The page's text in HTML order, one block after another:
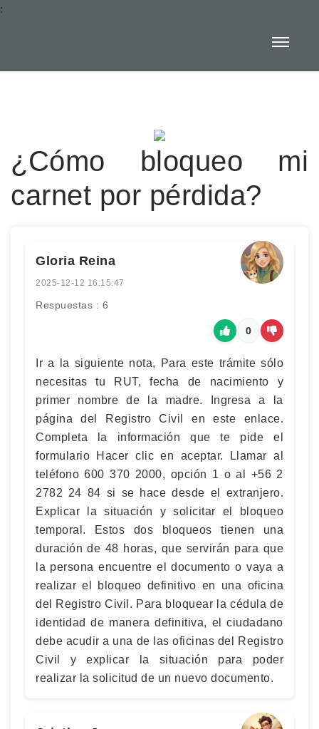
:
¿Cómo bloqueo mi
carnet por pérdida?
Gloria Reina
2025-12-12 16:15:47
Respuestas : 6
0
Ir a la siguiente nota, Para este trámite sólo
necesitas tu RUT, fecha de nacimiento y
primer nombre de la madre. Ingresa a la
página del Registro Civil en este enlace.
Completa la información que te pide el
formulario Hacer clic en aceptar. Llamar al
teléfono 600 370 2000, opción 1 o al +56 2
2782 24 84 si se hace desde el extranjero.
Explicar la situación y solicitar el bloqueo
temporal. Estos dos bloqueos tienen una
duración de 48 horas, que servirán para que
la persona encuentre el documento o vaya a
realizar el bloqueo definitivo en una oficina
del Registro Civil. Para bloquear la cédula de
identidad de manera definitiva, el ciudadano
debe acudir a una de las oficinas del Registro
Civil y explicar la situación para poder
realizar la solicitud de un nuevo documento.